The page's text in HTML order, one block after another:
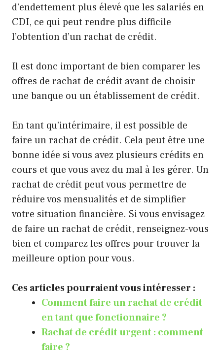
d’endettement plus élevé que les salariés en
CDI, ce qui peut rendre plus difficile
l’obtention d’un rachat de crédit.
Il est donc important de bien comparer les
offres de rachat de crédit avant de choisir
une banque ou un établissement de crédit.
En tant qu’intérimaire, il est possible de
faire un rachat de crédit. Cela peut être une
bonne idée si vous avez plusieurs crédits en
cours et que vous avez du mal à les gérer. Un
rachat de crédit peut vous permettre de
réduire vos mensualités et de simplifier
votre situation financière. Si vous envisagez
de faire un rachat de crédit, renseignez-vous
bien et comparez les offres pour trouver la
meilleure option pour vous.
Ces articles pourraient vous intéresser :
Comment faire un rachat de crédit
en tant que fonctionnaire ?
Rachat de crédit urgent : comment
faire ?